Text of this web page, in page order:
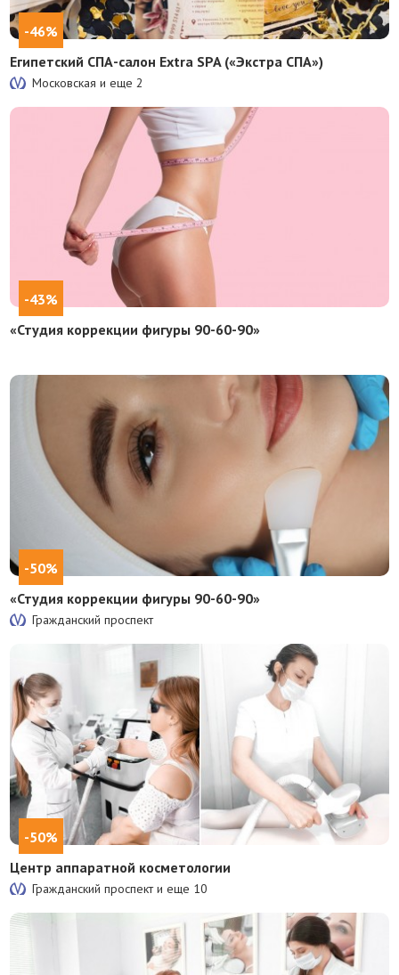
-46%
Египетский СПА-салон Extra SPA («Экстра СПА»)
Московская и еще2
-43%
«Студия коррекции фигуры 90-60-90»
-50%
«Студия коррекции фигуры 90-60-90»
Гражданский проспект
-50%
Центр аппаратной косметологии
Гражданский проспект и еще 10